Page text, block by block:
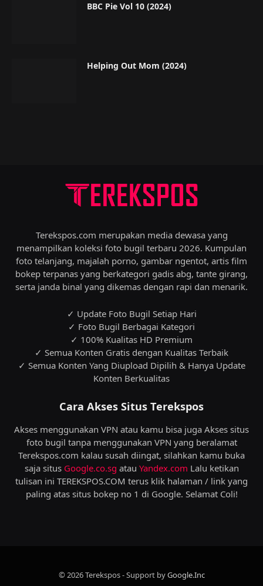
BBC Pie Vol 10 (2024)
Helping Out Mom (2024)
Terekspos.com merupakan media dewasa yang
menampilkan koleksi foto bugil terbaru 2026. Kumpulan
foto telanjang, majalah porno, gambar ngentot, artis film
bokep terpanas yang berkategori gadis abg, tante girang,
serta janda binal yang dikemas dengan rapi dan menarik.
✓ Update Foto Bugil Setiap Hari
✓ Foto Bugil Berbagai Kategori
✓ 100% Kualitas HD Premium
✓ Semua Konten Gratis dengan Kualitas Terbaik
✓ Semua Konten Yang Diupload Dipilih & Hanya Update
Konten Berkualitas
Cara Akses Situs Terekspos
Akses menggunakan VPN atau kamu bisa juga Akses situs
foto bugil tanpa menggunakan VPN yang beralamat
Terekspos.com kalau susah diingat, silahkan kamu buka
saja situs Google.co.sg atau Yandex.com Lalu ketikan
tulisan ini TEREKSPOS.COM terus klik halaman / link yang
paling atas situs bokep no 1 di Google. Selamat Coli!
© 2026 Terekspos - Support byGoogle.Inc